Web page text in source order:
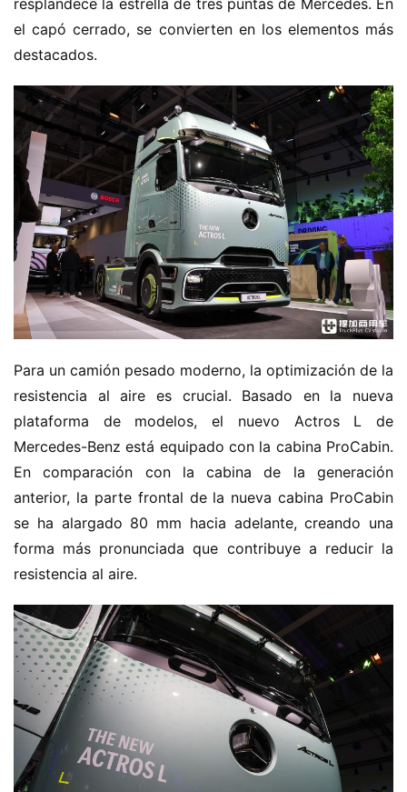
resplandece la estrella de tres puntas de Mercedes. En
el capó cerrado, se convierten en los elementos más
destacados.
Para un camión pesado moderno, la optimización de la
resistencia al aire es crucial. Basado en la nueva
plataforma de modelos, el nuevo Actros L de
Mercedes-Benz está equipado con la cabina ProCabin.
En comparación con la cabina de la generación
anterior, la parte frontal de la nueva cabina ProCabin
se ha alargado 80 mm hacia adelante, creando una
forma más pronunciada que contribuye a reducir la
resistencia al aire.